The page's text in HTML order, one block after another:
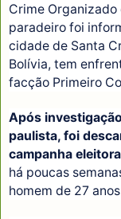
Crime Organizado
paradeiro foi
cidade de Santa
Bolívia, tem
facção Primeiro
Após
paulista, foi
campanha
há poucas
homem de 27